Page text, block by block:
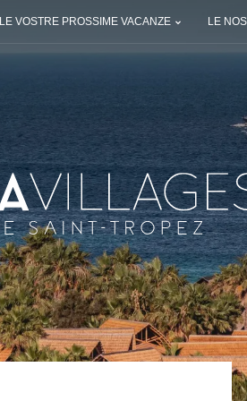
LE VOSTRE PROSSIME VACANZE LE